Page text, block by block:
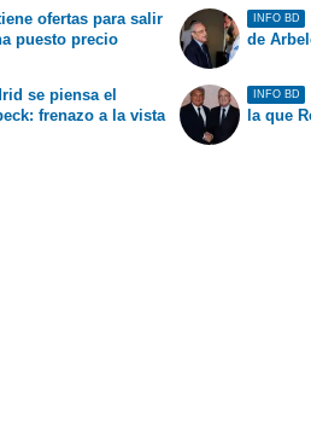
ofertas para salir
puesto precio
se piensa el
frenazo a la vista
INFO BD
de
INFO BD
la que